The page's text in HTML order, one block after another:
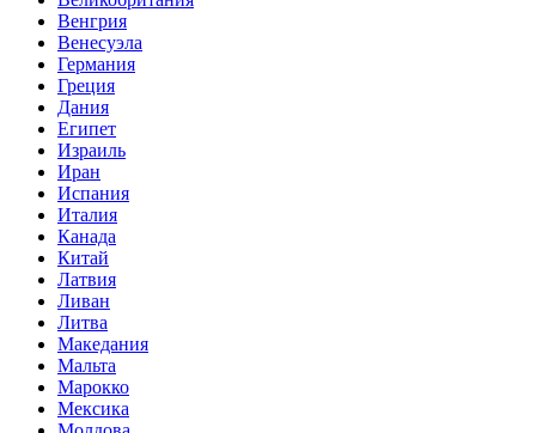
Венгрия
Венесуэла
Германия
Греция
Дания
Египет
Израиль
Иран
Испания
Италия
Канада
Китай
Латвия
Ливан
Литва
Македания
Мальта
Марокко
Мексика